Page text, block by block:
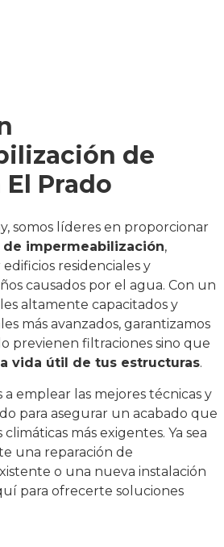
de
Prado
somos líderes en proporcionar
impermeabilización,
residenciales y
causados por el agua. Con un
altamente capacitados y
más avanzados, garantizamos
previenen filtraciones sino que
vida útil de tus estructuras.
emplear las mejores técnicas y
para asegurar un acabado que
más exigentes. Ya sea
una reparación de
o una nueva instalación
para ofrecerte soluciones